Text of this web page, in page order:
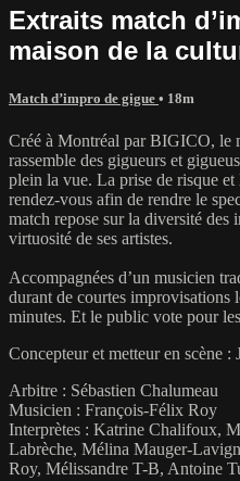
Extraits match
maison de la
Match d’impro de gigue • 18m
Créé à Montréal par BIGICO, le
rassemble des gigueurs et
plein la vue. La prise de risque
rendez-vous afin de rendre le
match repose sur la diversité
virtuosité de ses artistes.
Accompagnées d’un musicien
durant de courtes improvisations
minutes. Et le public vote pour
Concepteur et metteur en scène :
Arbitre : Sébastien Chalumeau
Musicien : François-Félix Roy
Interprètes : Katrine Chalifoux,
Labrèche, Mélina Mauger-
Roy, Mélissandre T-B, Antoine